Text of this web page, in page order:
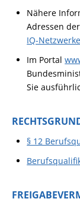
Nähere
Adressen
IQ-
Im Portal
Sie
§ 12